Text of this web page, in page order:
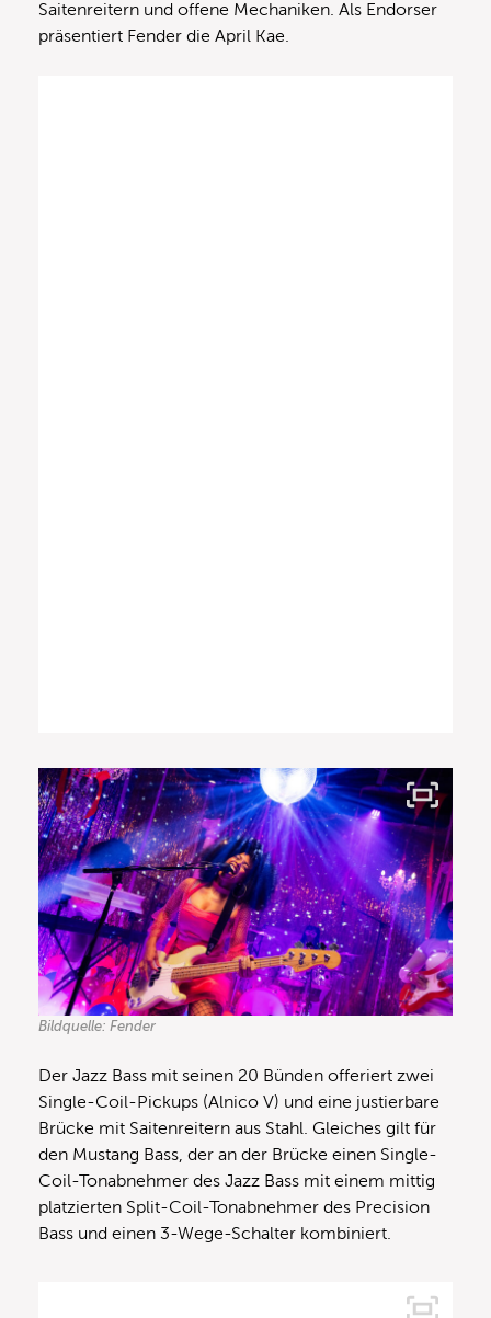
Saitenreitern und offene Mechaniken. Als Endorser
präsentiert Fender die April Kae.
Bildquelle: Fender
Der Jazz Bass mit seinen 20 Bünden offeriert zwei
Single-Coil-Pickups (Alnico V) und eine justierbare
Brücke mit Saitenreitern aus Stahl. Gleiches gilt für
den Mustang Bass, der an der Brücke einen Single-
Coil-Tonabnehmer des Jazz Bass mit einem mittig
platzierten Split-Coil-Tonabnehmer des Precision
Bass und einen 3-Wege-Schalter kombiniert.